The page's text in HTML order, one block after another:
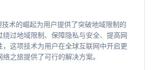
技术的崛起为用户提供了突破地域限制的
绕过地域限制、保障隐私与安全、提高网
，这项技术为用户在全球互联网中开启更
之旅提供了可行的解决方案。